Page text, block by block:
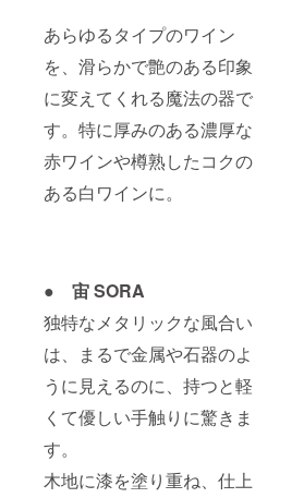
あらゆるタイプのワイン
を、滑らかで艶のある印象
に変えてくれる魔法の器で
す。特に厚みのある濃厚な
赤ワインや樽熟したコクの
ある白ワインに。
● 宙 SORA
独特なメタリックな風合い
は、まるで金属や石器のよ
うに見えるのに、持つと軽
くて優しい手触りに驚きま
す。
木地に漆を塗り重ね、仕上